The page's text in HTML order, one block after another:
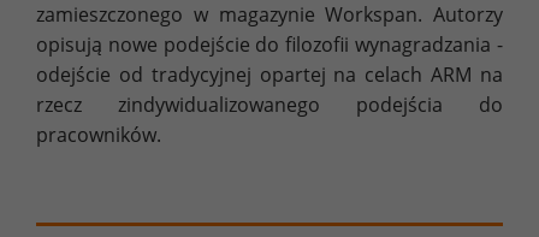
zamieszczonego w magazynie Workspan. Autorzy
opisują nowe podejście do filozofii wynagradzania -
odejście od tradycyjnej opartej na celach ARM na
rzecz zindywidualizowanego podejścia do
pracowników.